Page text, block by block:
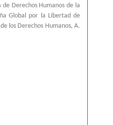
Derechos Humanos de la
Global por la Libertad de
los Derechos Humanos, A.